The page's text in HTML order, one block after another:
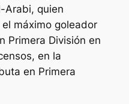
Arabi, quien
máximo goleador
Primera División en
en la
en Primera